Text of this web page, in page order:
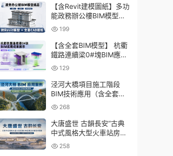
【含Revit建模圖紙】多功
能政務辦公樓BIM模型成
品，包含建築+結構+機電
三大專業Revit模型及配套
建模CAD圖紙
199
【含全套BIM模型】 杭衢
鐵路連續梁0#塊BIM應用
成果｜鋼筋與預應力深化
施工實戰資料
129
泾河大橋項目施工階段
BIM技術應用（含全套
BIM模型、彙報PPT及演
示視頻）
268
大唐盛世 古韻長安”古典
中式風格大型火車站房
BIM應用及關鍵技術研發
（含全套BIM模型、彙報
258